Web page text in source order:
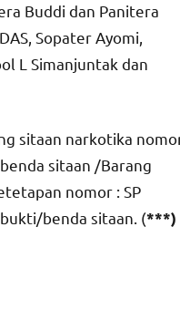
Buddi dan Panitera
Sopater Ayomi,
L Simanjuntak dan
sitaan narkotika
sitaan /Barang
nomor : SP
benda sitaan. (***)